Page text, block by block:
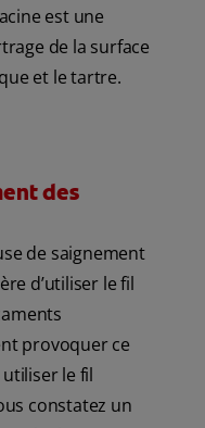
est une
de la surface
et le tartre.
des
de saignement
d’utiliser le fil
provoquer ce
le fil
constatez un